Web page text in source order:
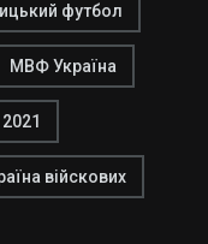
футбол
МВФ Україна
війскових